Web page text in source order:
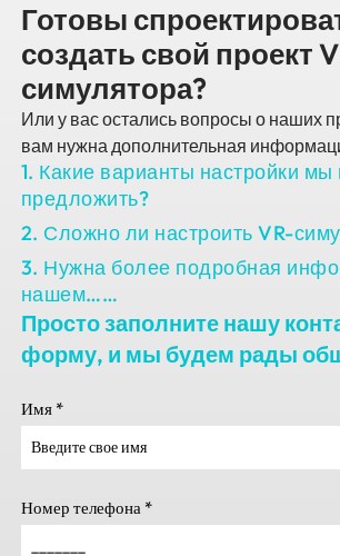
Готовы
создать свой проект
симулятора?
Или у вас остались вопросы о наших
вам нужна дополнительная
1. Какие варианты настройки
предложить?
2. Сложно ли настроить VR-
3. Нужна более подробная
нашем……
Просто заполните нашу
форму, и мы будем рады
Имя *
Номер телефона *